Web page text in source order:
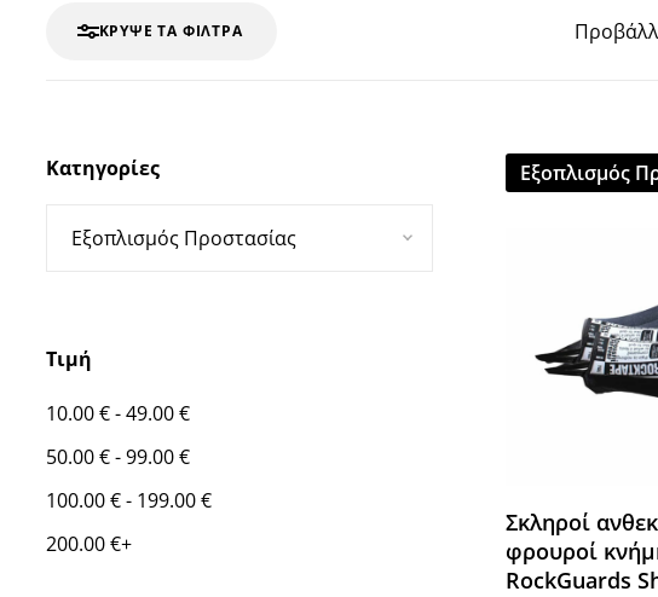
ΚΡΎΨΕ ΤΑ ΦΊΛΤΡΑ
Κατηγορίες
Τιμή
10.00€-49.00€
50.00€-99.00€
100.00€- 199.00€
200.00€+
Εξοπλισμός
Σκληροί
φρουροί
RockGuards